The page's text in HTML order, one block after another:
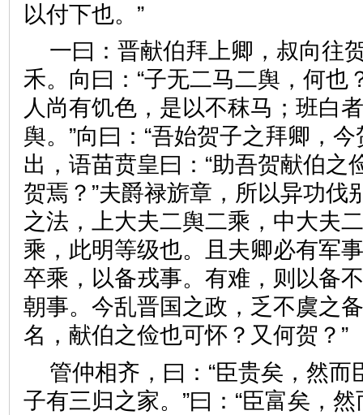
以付下也。”
一曰：晋献伯拜上卿，叔向往
禾。向曰：“子无二马二舆，何也
人尚有饥色，是以不秣马；班白
舆。”向曰：“吾始贺子之拜卿，
出，语苗贲皇曰：“助吾贺献伯之
贺焉？”夫爵禄旂章，所以异功伐
之法，上大夫二舆二乘，中大夫
乘，此明等级也。且夫卿必有军
卒乘，以备戎事。有难，则以备
朝事。今乱晋国之政，乏不虞之
名，献伯之俭也可怀？又何
管仲相齐，曰：“臣贵矣，然而
子有三归之家。”曰：“臣富矣，